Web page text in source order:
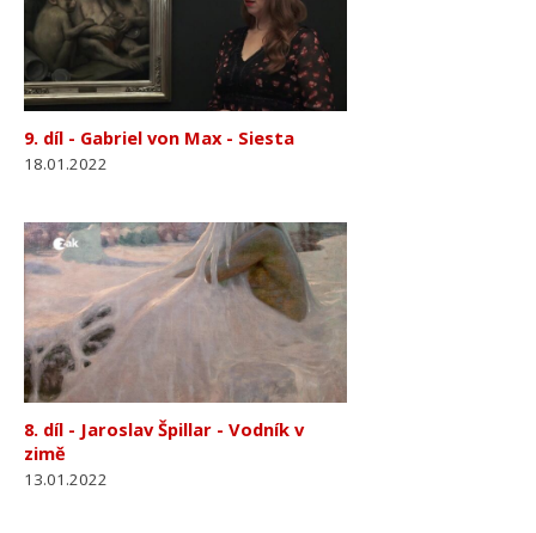
9. díl - Gabriel von Max - Siesta
18.01.2022
8. díl - Jaroslav Špillar - Vodník v
zimě
13.01.2022